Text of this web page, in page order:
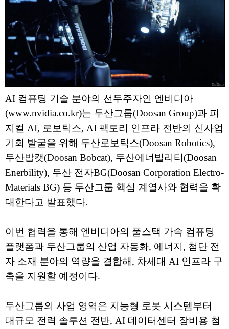
AI 컴퓨팅 기술 분야의 선두주자인 엔비디아
(www.nvidia.co.kr)는 두산그룹(Doosan Group)과 피
지컬 AI, 로보틱스, AI 팩토리 인프라 전반의 신사업
기회 발굴을 위해 두산로보틱스(Doosan Robotics),
두산밥캣(Doosan Bobcat), 두산에너빌리티(Doosan
Enerbility), 두산 전자BG(Doosan Corporation Electro-
Materials BG) 등 두산그룹 핵심 계열사와 협력을 확
대한다고 발표했다.
이번 협력을 통해 엔비디아의 풀스택 가속 컴퓨팅
플랫폼과 두산그룹의 산업 자동화, 에너지, 첨단 전
자 소재 분야의 역량을 결합해, 차세대 AI 인프라 구
축을 지원할 예정이다.
두산그룹의 사업 영역은 지능형 로봇 시스템부터
대규모 전력 솔루션 전반, AI 데이터센터 장비용 첨